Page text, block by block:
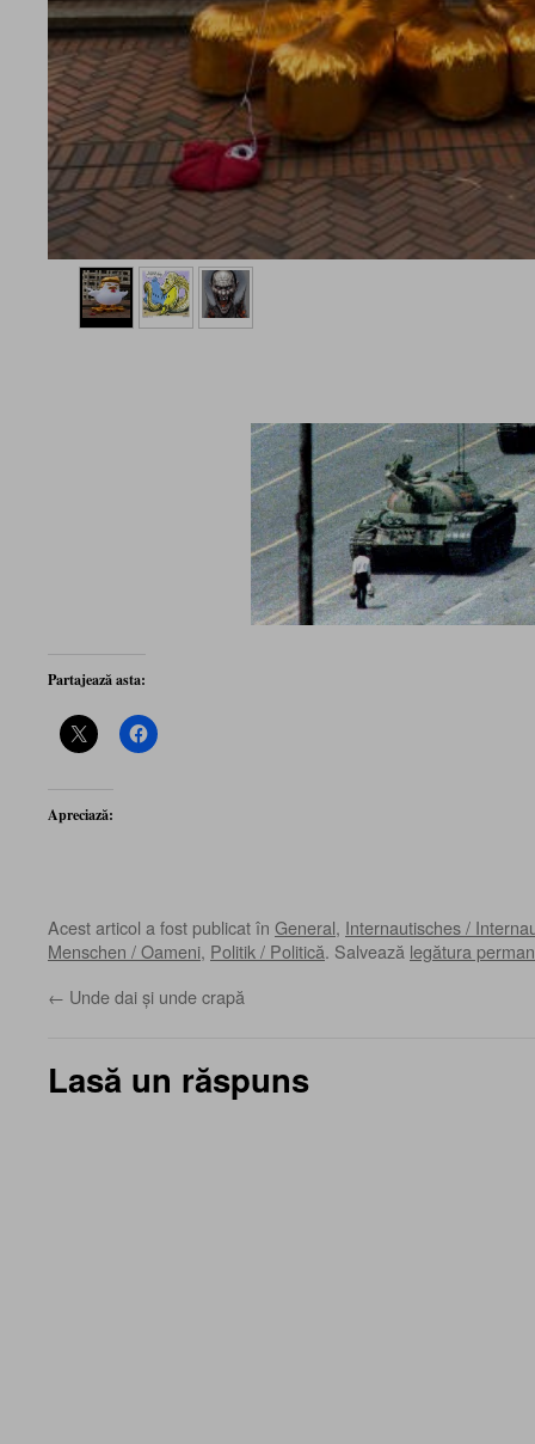
Partajează asta:
Apreciază:
Acest articol a fost publicat în General, Internautisches /
Menschen / Oameni, Politik / Politică. Salvează legătura
← Unde dai şi unde crapă
Lasă un răspuns